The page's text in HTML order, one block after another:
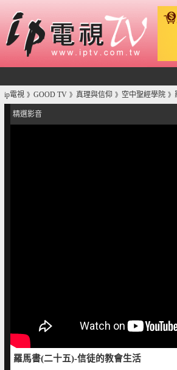
ip電視 》 GOOD TV 》 真理與信仰 》 空中聖經學院 》
精選影音
羅馬書(二十五)-信徒的教會生活